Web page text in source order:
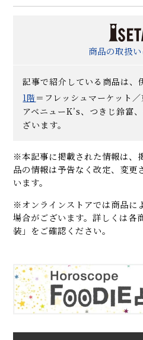
商品の取扱
記事で紹介している商品は、
1階 ＝フレッシュマーケット
アベニューK’s、つきじ鈴富
ざいます。
※本記事に掲載された情報は、
品の情報は予告なく改定、変更
います。
※オンラインストアでは商品に
場合がございます。詳しくは各
装」をご確認ください。